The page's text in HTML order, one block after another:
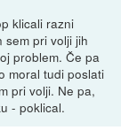
klicali razni
sem pri volji jih
problem. Če pa
moral tudi poslati
pri volji. Ne pa,
- poklical.